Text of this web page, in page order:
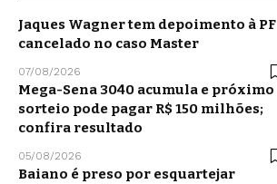
Jaques Wagner tem depoimento à PF
cancelado no caso Master
07/08/2026
Mega-Sena 3040 acumula e próximo
sorteio pode pagar R$ 150 milhões;
confira resultado
05/08/2026
Baiano é preso por esquartejar